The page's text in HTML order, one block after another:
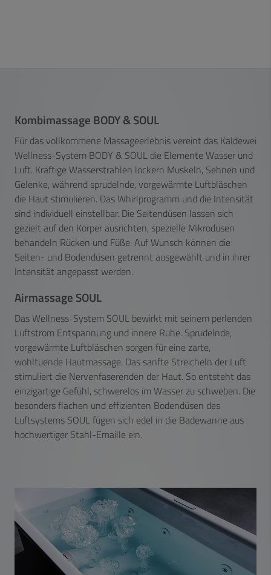
Kombimassage BODY & SOUL
Für das vollkommene Massageerlebnis vereint das Kaldewei
Wellness-System BODY & SOUL die Elemente Wasser und
Luft. Kräftige Wasserstrahlen lockern Muskeln, Sehnen und
Gelenke, während sprudelnde, vorgewärmte Luftbläschen
die Haut stimulieren. Das Whirlprogramm und die Intensität
sind individuell einstellbar. Die Seitendüsen lassen sich
gezielt auf den Körper ausrichten, spezielle Mikrodüsen
behandeln Rücken und Füße. AufWunsch können die
Seiten- und Bodendüsen getrennt ausgewählt und in ihrer
Intensität angepasst werden.
Airmassage SOUL
Das Wellness-System SOUL bewirkt mit seinem perlenden
Luftstrom Entspannung und innere Ruhe. Sprudelnde,
vorgewärmte Luftbläschen sorgen für eine zarte,
wohltuende Hautmassage. Das sanfte Streicheln der Luft
stimuliert die Nervenfaserenden der Haut. So entsteht das
einzigartige Gefühl, schwerelos im Wasser zu schweben. Die
besonders flachen und effizienten Bodendüsen des
Luftsystems SOUL fügen sich edel in die Badewanne aus
hochwertiger Stahl-Emaille ein.